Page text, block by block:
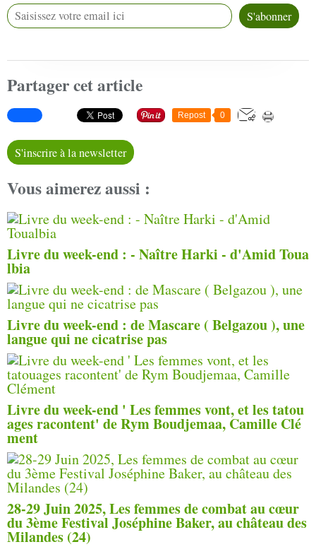
Partager cet article
Repost 0
S'inscrire à la newsletter
Vous aimerez aussi :
Livre du week-end : - Naître Harki - d'Amid Toua
lbia
Livre du week-end : de Mascare ( Belgazou ), une
langue qui ne cicatrise pas
Livre du week-end ' Les femmes vont, et les tatou
ages racontent' de Rym Boudjemaa, Camille Clé
ment
28-29 Juin 2025, Les femmes de combat au cœur
du 3ème Festival Joséphine Baker, au château des
Milandes (24)